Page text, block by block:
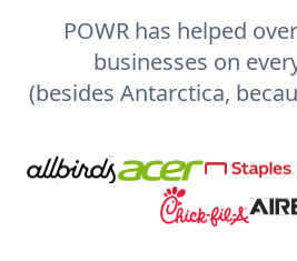
POWR has helped
businesses on
(besides Antarctica,